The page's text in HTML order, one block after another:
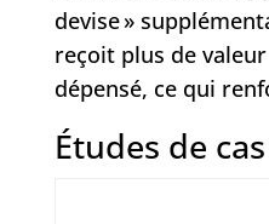
devise »
reçoit plus de
dépensé, ce qui
Études de cas